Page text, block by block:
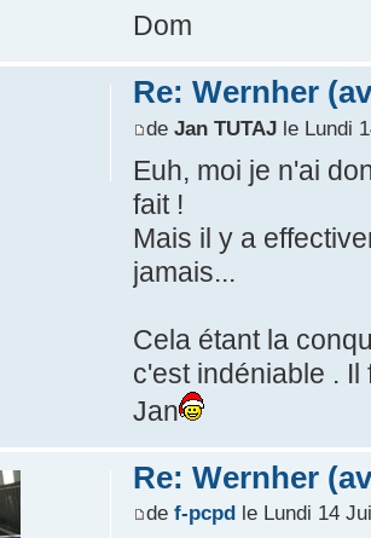
Dom
Re: Wernher
de Jan TUTAJle Lundi
Euh, moi je n'ai
fait !
Mais il y a
jamais...
Cela étant la
c'est indéniable .
Jan
Re: Wernher
de f-pcpdle Lundi 14